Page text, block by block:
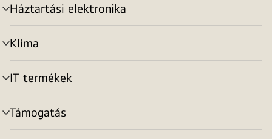
Háztartási elektronika
menu
toggle
Klíma
menu
toggle
IT termékek
menu
toggle
Támogatás
menu
toggle